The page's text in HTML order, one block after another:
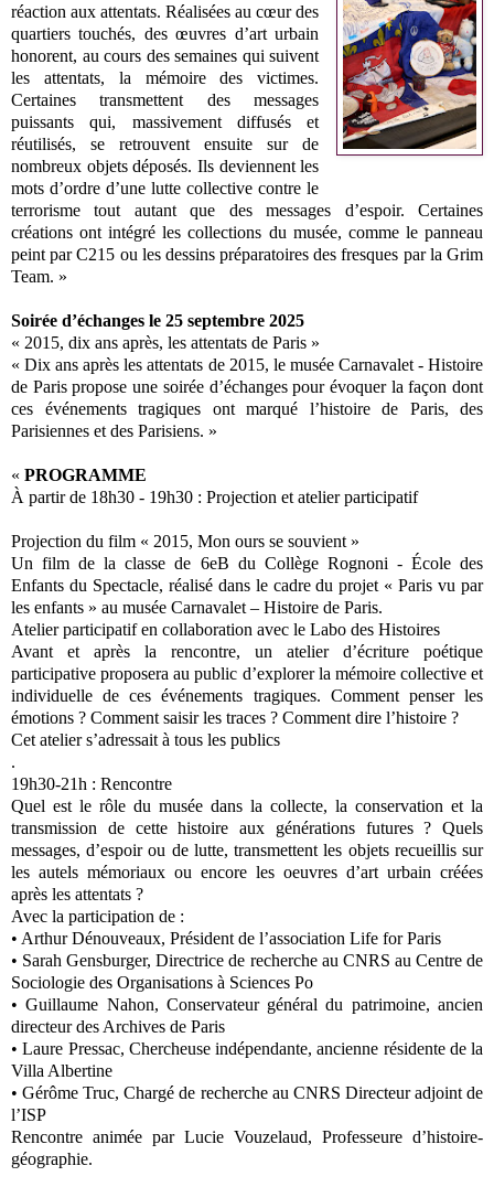
réaction aux attentats. Réalisées au cœur des
quartiers touchés, des œuvres d’art urbain
honorent, au cours des semaines qui suivent
les attentats, la mémoire des victimes.
Certaines transmettent des messages
puissants qui, massivement diffusés et
réutilisés, se retrouvent ensuite sur de
nombreux objets déposés. Ils deviennent les
mots d’ordre d’une lutte collective contre le
terrorisme tout autant que des messages d’espoir. Certaines
créations ont intégré les collections du musée, comme le panneau
peint par C215 ou les dessins préparatoires des fresques par la Grim
Team. »
Soirée d’échanges le 25 septembre 2025
« 2015, dix ans après, les attentats de Paris »
« Dix ans après les attentats de 2015, le musée Carnavalet - Histoire
de Paris propose une soirée d’échanges pour évoquer la façon dont
ces événements tragiques ont marqué l’histoire de Paris, des
Parisiennes et des Parisiens. »
« PROGRAMME
À partir de 18h30 - 19h30 : Projection et atelier participatif
Projection du film « 2015, Mon ours se souvient »
Un film de la classe de 6eB du Collège Rognoni - École des
Enfants du Spectacle, réalisé dans le cadre du projet « Paris vu par
les enfants » au musée Carnavalet – Histoire de Paris.
Atelier participatif en collaboration avec le Labo des Histoires
Avant et après la rencontre, un atelier d’écriture poétique
participative proposera au public d’explorer la mémoire collective et
individuelle de ces événements tragiques. Comment penser les
émotions ? Comment saisir les traces ? Comment dire l’histoire ?
Cet atelier s’adressait à tous les publics
.
19h30-21h : Rencontre
Quel est le rôle du musée dans la collecte, la conservation et la
transmission de cette histoire aux générations futures ? Quels
messages, d’espoir ou de lutte, transmettent les objets recueillis sur
les autels mémoriaux ou encore les oeuvres d’art urbain créées
après les attentats ?
Avec la participation de :
• Arthur Dénouveaux, Président de l’association Life for Paris
• Sarah Gensburger, Directrice de recherche au CNRS au Centre de
Sociologie des Organisations à Sciences Po
• Guillaume Nahon, Conservateur général du patrimoine, ancien
directeur des Archives de Paris
• Laure Pressac, Chercheuse indépendante, ancienne résidente de la
Villa Albertine
• Gérôme Truc, Chargé de recherche au CNRS Directeur adjoint de
l’ISP
Rencontre animée par Lucie Vouzelaud, Professeure d’histoire-
géographie.